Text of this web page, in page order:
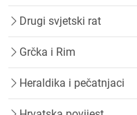
Drugi svjetski rat
Grčka i Rim
Heraldika i pečatnjaci